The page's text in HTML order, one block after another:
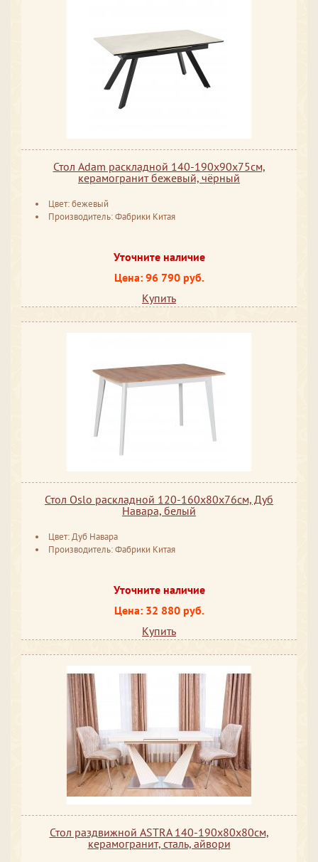
Стол Adam раскладной 140-190x90x75см,
керамогранит бежевый, чёрный
Цвет: бежевый
Производитель: Фабрики Китая
Уточните наличие
Цена: 96 790 руб.
Купить
Стол Oslo раскладной 120-160x80x76см, Дуб
Навара, белый
Цвет: Дуб Навара
Производитель: Фабрики Китая
Уточните наличие
Цена: 32 880 руб.
Купить
Стол раздвижной ASTRA 140-190x80х80см,
керамогранит, сталь, айвори